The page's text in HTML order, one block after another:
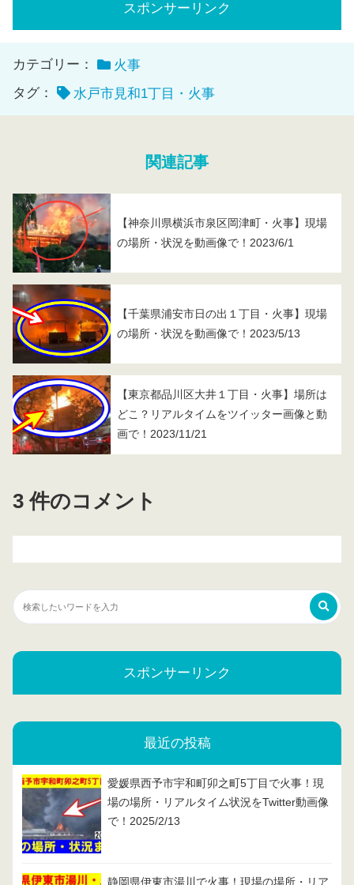
スポンサーリンク
カテゴリー：
火事
タグ：
水戸市見和1丁目・火事
関連記事
【神奈川県横浜市泉区岡津町・火事】現場
の場所・状況を動画像で！2023/6/1
【千葉県浦安市日の出１丁目・火事】現場
の場所・状況を動画像で！2023/5/13
【東京都品川区大井１丁目・火事】場所は
どこ？リアルタイムをツイッター画像と動
画で！2023/11/21
3 件のコメント
スポンサーリンク
最近の投稿
愛媛県西予市宇和町卯之町5丁目で火事！現
場の場所・リアルタイム状況をTwitter動画像
で！2025/2/13
静岡県伊東市湯川で火事！現場の場所・リア